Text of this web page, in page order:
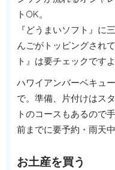
トOK。
『どうまいソフト』に
んごがトッピングされ
ト』は要チェックですよ
ハワイアンバーベキュ
で。準備、片付けはス
トのコースもあるので
前までに要予約・雨天中
お土産を買う